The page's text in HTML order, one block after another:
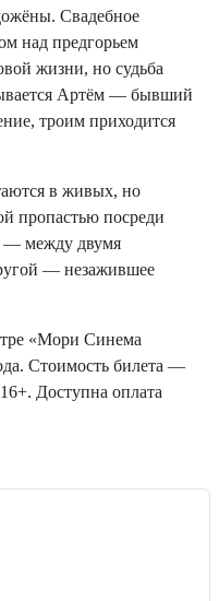
Свадебное
над предгорьем
жизни, но судьба
Артём — бывший
троим приходится
в живых, но
пропастью посреди
между двумя
— незажившее
«Мори Синема
Стоимость билета —
Доступна оплата